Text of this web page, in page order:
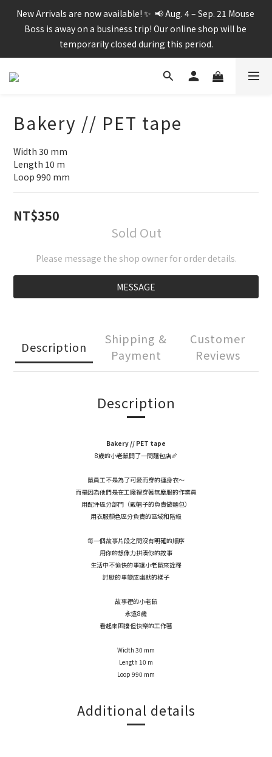
New Arrivals are now available! ✨  📢 Aug. 4 – Sep. 21 Mouse
Boss is away on a business trip! Our online shop will be
temporarily closed during this period.
Bakery // PET tape
Width 30 mm
Length 10 m
Loop 990 mm
NT$350
Sold Out
Please message the shop owner for order details.
MESSAGE
Description
Shipping &
Payment
Customer
Reviews
Description
Bakery // PET tape
8歲的小老鼠開了一間麵包店🥖
鼠員工不是為了可愛而穿的連身衣～
而是因為他們是在工廠裡穿著無塵服的作業員
用配件區分部門（戴帽子的負責做麵包）
用衣服顏色區分負責的區域和階級
每一個故事片段之間沒有明確的順序
用你的想像力拼湊你的故事
生活中不愉快的事讓小老鼠來詮釋
討厭的事變成幽默的樣子
故事裡的小老鼠
永遠8歲
看起來困擾但快樂的工作著
Width 30 mm
Length 10 m
Loop 990 mm
Additional details